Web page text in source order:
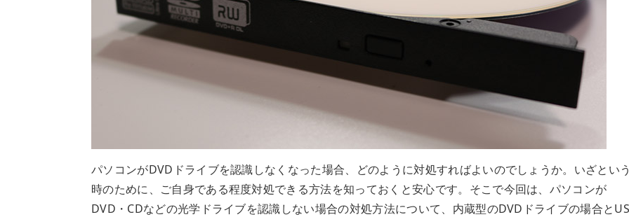
パソコンがDVDドライブを認識しなくなった場合、どのように対処すればよいのでしょうか。いざとい
時のために、ご自身である程度対処できる方法を知っておくと安心です。そこで今回は、パソコンが
DVD・CDなどの光学ドライブを認識しない場合の対処方法について、内蔵型のDVDドライブの場合と